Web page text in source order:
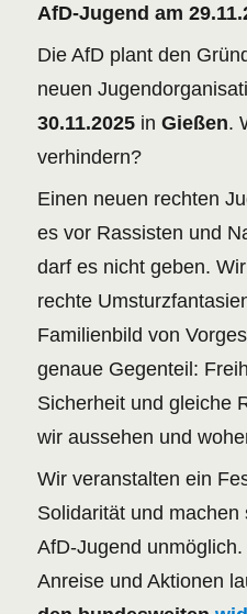
AfD-Jugend am
Die AfD plant den
neuen
30.11.2025 inGießen.
verhindern?
Einen neuen rechten
es vor Rassisten und
darf es nicht geben.
rechte
Familienbild von
genaue Gegenteil:
Sicherheit und gleiche
wir aussehen und
Wir veranstalten ein
Solidarität und
AfD-Jugend
Anreise und Aktionen